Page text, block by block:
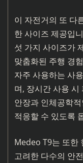
이 자전거의 또 다
한 사이즈 제공입
섯 가지 사이즈가
맞춤화된 주행 경
자주 사용하는 사
며, 장시간 사용 시
안장과 인체공학
적응할 수 있도록
Medeo T9는 또한
고려한 다수의 안